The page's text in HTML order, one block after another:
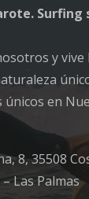
Surfing
y
en
8, 35508
Las Palmas